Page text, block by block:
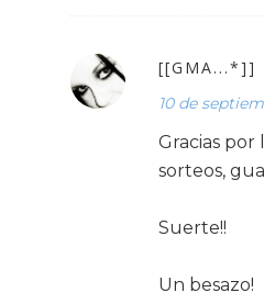
[[GMA...*]]
10 de
Gracias por
sorteos,
Suerte!!
Un besazo!